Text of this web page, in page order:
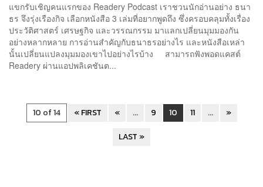
แขกรับเชิญคนแรกของ Readery Podcast เราชวนนักอ่านอย่าง ธนา
ธร จึงรุ่งเรืองกิจ เลือกหนังสือ 3 เล่มที่อยากพูดถึง ซึ่งครอบคลุมทั้งเรื่อง
ประวัติศาสตร์ เศรษฐกิจ และวรรณกรรม มาแลกเปลี่ยนมุมมองกัน
อย่างหลากหลาย การอ่านสำคัญกับธนาธรอย่างไร และหนังสือเหล่า
นั้นเปลี่ยนแปลงมุมมองเขาไปอย่างไรบ้าง สามารถฟังพอดแคสต์
Readery ผ่านแอปพลิเคชันต...
10 of 14 « FIRST « ... 9 10 11 ...
»
LAST »